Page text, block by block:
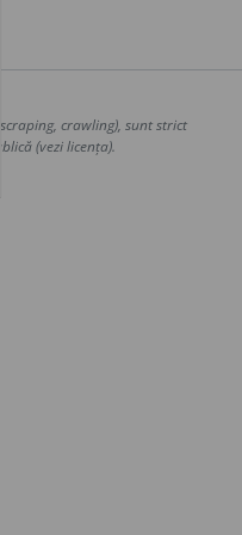
crawling), sunt strict
(vezi licența).